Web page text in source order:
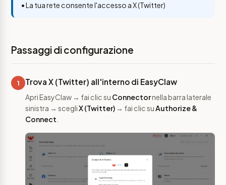
• La tua rete consente l'accesso a X (Twitter)
Passaggi di configurazione
1 Trova X (Twitter) all'interno di EasyClaw
Apri EasyClaw → fai clic su Connectornella barra laterale
sinistra → scegliX (Twitter) → fai clic suAuthorize &
Connect